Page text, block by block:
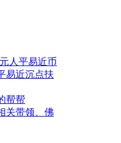
人平易近币
易近沉点扶
帮帮
关带领、佛